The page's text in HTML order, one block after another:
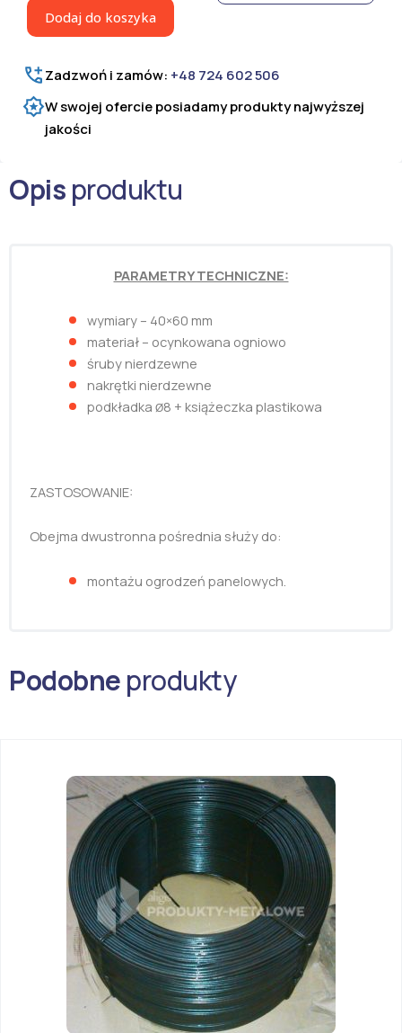
pośrednia
ocynkowana
Dodaj do koszyka
Zadzwoń i zamów: +48 724 602 506
W swojej ofercie posiadamy produkty najwyższej
jakości
Opisproduktu
PARAMETRY TECHNICZNE:
wymiary – 40×60 mm
materiał – ocynkowana ogniowo
śruby nierdzewne
nakrętki nierdzewne
podkładka Ø8 + książeczka plastikowa
ZASTOSOWANIE:
Obejma dwustronna pośrednia służy do:
montażu ogrodzeń panelowych.
Podobneprodukty